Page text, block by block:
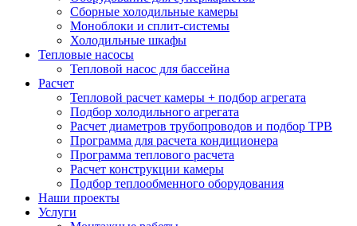
Сборные холодильные камеры
Моноблоки и сплит-системы
Холодильные шкафы
Тепловые насосы
Тепловой насос для бассейна
Расчет
Тепловой расчет камеры + подбор агрегата
Подбор холодильного агрегата
Расчет диаметров трубопроводов и подбор ТРВ
Программа для расчета кондиционера
Программа теплового расчета
Расчет конструкции камеры
Подбор теплообменного оборудования
Наши проекты
Услуги